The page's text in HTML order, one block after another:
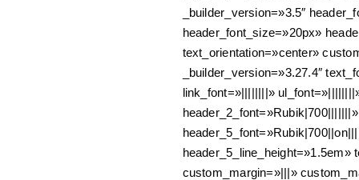
_builder_version=»3.5″
header_font_size=»20px»
text_orientation=»center»
_builder_version=»3.27.4″
link_font=»||||||||»
custom_margin=»|||»